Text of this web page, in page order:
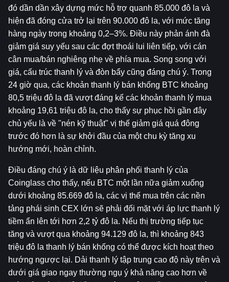
đó dần dần xây dựng mức hỗ trợ quanh 85.000 đô la và
hiện đã đóng cửa trở lại trên 90.000 đô la, với mức tăng
hàng ngày trong khoảng 0,2–3%. Điều này phản ánh đà
giảm giá suy yếu sau các đợt thoái lui liên tiếp, với cán
cân mua/bán nghiêng nhẹ về phía mua. Song song với
giá, cấu trúc thanh lý và đòn bẩy cũng đáng chú ý. Trong
24 giờ qua, các khoản thanh lý bán khống BTC khoảng
80,5 triệu đô la đã vượt đáng kể các khoản thanh lý mua
khoảng 19,61 triệu đô la, cho thấy sự phục hồi gần đây
chủ yếu là về "nén kỹ thuật" vị thế giảm giá quá đông
trước đó hơn là sự khởi đầu của một chu kỳ tăng xu
hướng mới, hoàn chỉnh.
Điều đáng chú ý là dữ liệu phân phối thanh lý của
Coinglass cho thấy, nếu BTC một lần nữa giảm xuống
dưới khoảng 85.669 đô la, các vị thế mua trên các nền
tảng phái sinh CEX lớn sẽ phải đối mặt với áp lực thanh lý
tiềm ẩn lên tới hơn 2,2 tỷ đô la. Nếu thị trường tiếp tục
tăng và vượt qua khoảng 94.129 đô la, thì khoảng 843
triệu đô la thanh lý bán khống có thể được kích hoạt theo
hướng ngược lại. Dải thanh lý tập trung cao độ này trên và
dưới giá giao ngay thường ngụ ý khả năng cao hơn về